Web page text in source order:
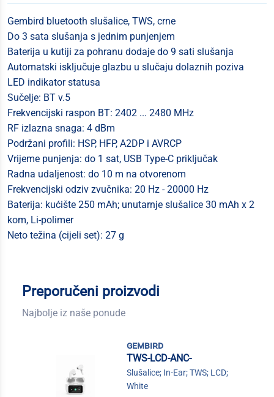
Gembird bluetooth slušalice, TWS, crne
Do 3 sata slušanja s jednim punjenjem
Baterija u kutiji za pohranu dodaje do 9 sati slušanja
Automatski isključuje glazbu u slučaju dolaznih poziva
LED indikator statusa
Sučelje: BT v.5
Frekvencijski raspon BT: 2402 ... 2480 MHz
RF izlazna snaga: 4 dBm
Podržani profili: HSP, HFP, A2DP i AVRCP
Vrijeme punjenja: do 1 sat, USB Type-C priključak
Radna udaljenost: do 10 m na otvorenom
Frekvencijski odziv zvučnika: 20 Hz - 20000 Hz
Baterija: kućište 250 mAh; unutarnje slušalice 30 mAh x 2
kom, Li-polimer
Neto težina (cijeli set): 27 g
Preporučeni proizvodi
Najbolje iz naše ponude
gembird
TWS-LCD-ANC-
Slušalice; In-Ear; TWS; LCD;
White